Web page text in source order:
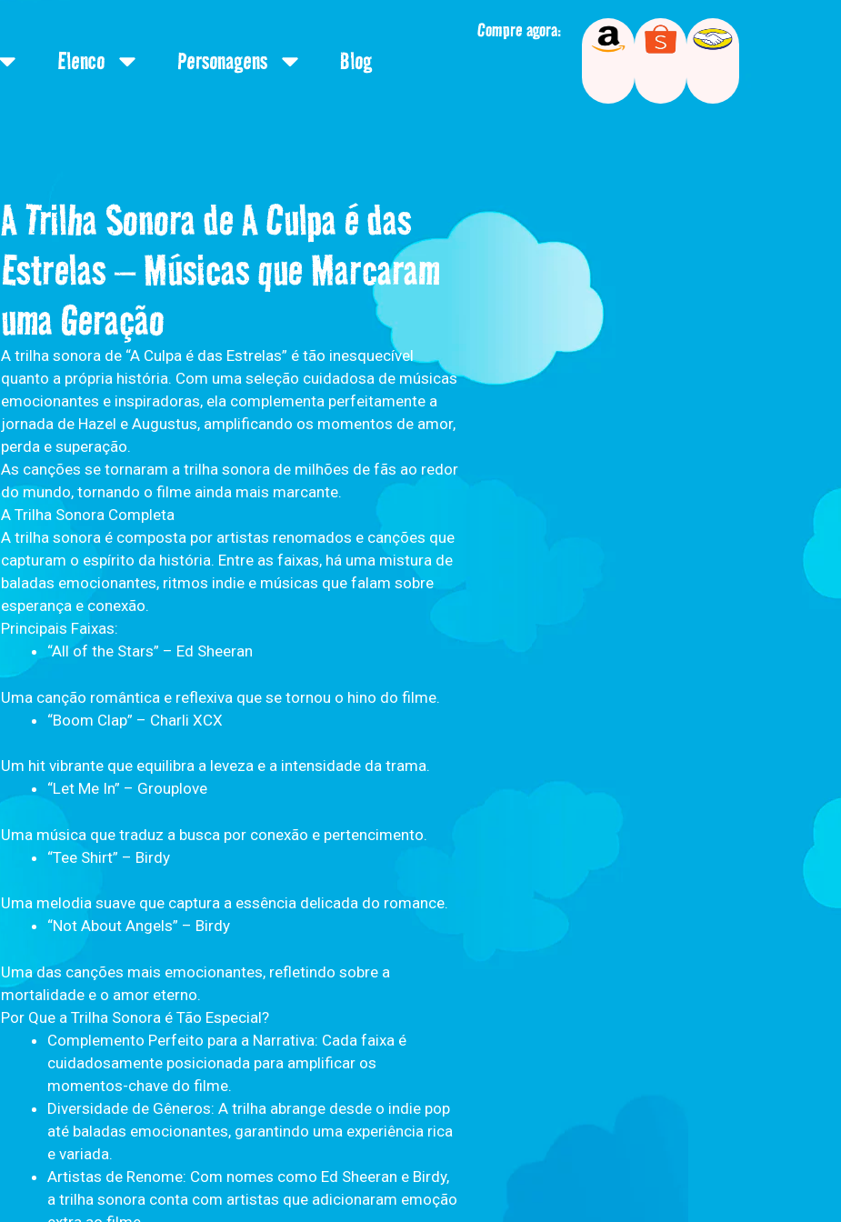
Elenco Personagens Blog
Compre agora:
A Trilha Sonora de A Culpa é das
Estrelas – Músicas que Marcaram
uma Geração
A trilha sonora de “A Culpa é das Estrelas” é tão inesquecível
quanto a própria história. Com uma seleção cuidadosa de músicas
emocionantes e inspiradoras, ela complementa perfeitamente a
jornada de Hazel e Augustus, amplificando os momentos de amor,
perda e superação.
As canções se tornaram a trilha sonora de milhões de fãs ao redor
do mundo, tornando o filme ainda mais marcante.
A Trilha Sonora Completa
A trilha sonora é composta por artistas renomados e canções que
capturam o espírito da história. Entre as faixas, há uma mistura de
baladas emocionantes, ritmos indie e músicas que falam sobre
esperança e conexão.
Principais Faixas:
“All of the Stars” – Ed Sheeran
Uma canção romântica e reflexiva que se tornou o hino do filme.
“Boom Clap” – Charli XCX
Um hit vibrante que equilibra a leveza e a intensidade da trama.
“Let Me In” – Grouplove
Uma música que traduz a busca por conexão e pertencimento.
“Tee Shirt” – Birdy
Uma melodia suave que captura a essência delicada do romance.
“Not About Angels” – Birdy
Uma das canções mais emocionantes, refletindo sobre a
mortalidade e o amor eterno.
Por Que a Trilha Sonora é Tão Especial?
Complemento Perfeito para a Narrativa: Cada faixa é
cuidadosamente posicionada para amplificar os
momentos-chave do filme.
Diversidade de Gêneros: A trilha abrange desde o indie pop
até baladas emocionantes, garantindo uma experiência rica
e variada.
Artistas de Renome: Com nomes como Ed Sheeran e Birdy,
a trilha sonora conta com artistas que adicionaram emoção